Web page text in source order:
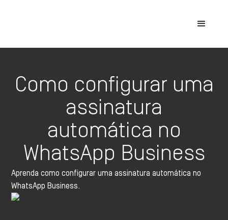
Como configurar uma
assinatura
automática no
WhatsApp Business
Aprenda como configurar uma assinatura automática no
WhatsApp Business.